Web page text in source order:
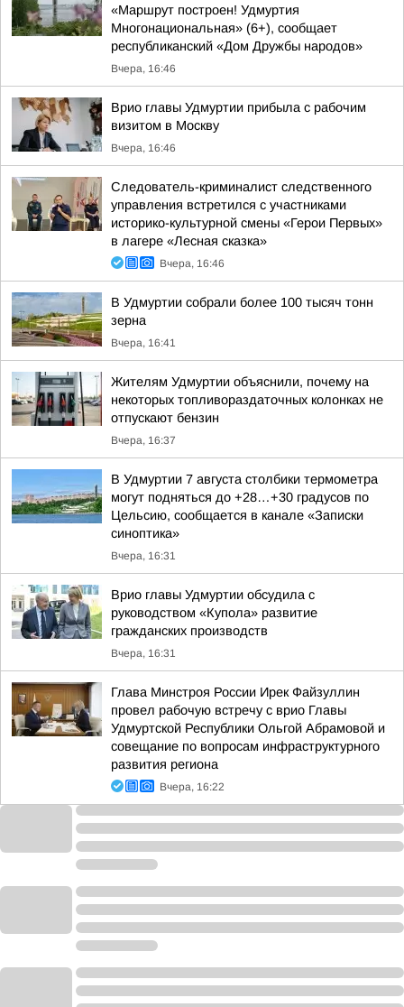
«Маршрут построен! Удмуртия
Многонациональная» (6+), сообщает
республиканский «Дом Дружбы народов»
Вчера, 16:46
Врио главы Удмуртии прибыла с рабочим
визитом в Москву
Вчера, 16:46
Следователь-криминалист следственного
управления встретился с участниками
историко-культурной смены «Герои Первых»
в лагере «Лесная сказка»
Вчера, 16:46
В Удмуртии собрали более 100 тысяч тонн
зерна
Вчера, 16:41
Жителям Удмуртии объяснили, почему на
некоторых топливораздаточных колонках не
отпускают бензин
Вчера, 16:37
В Удмуртии 7 августа столбики термометра
могут подняться до +28…+30 градусов по
Цельсию, сообщается в канале «Записки
синоптика»
Вчера, 16:31
Врио главы Удмуртии обсудила с
руководством «Купола» развитие
гражданских производств
Вчера, 16:31
Глава Минстроя России Ирек Файзуллин
провел рабочую встречу с врио Главы
Удмуртской Республики Ольгой Абрамовой и
совещание по вопросам инфраструктурного
развития региона
Вчера, 16:22